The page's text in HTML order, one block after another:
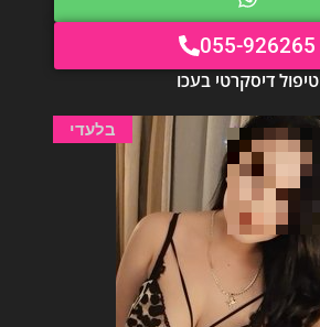
055-926265
טיפול דיסקרטי בעכו
בלעדי